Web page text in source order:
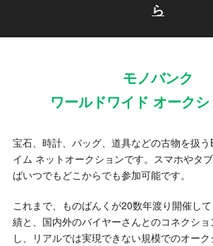
ら
モノバンク
ワールドワイド オーク
宝石、時計、バッグ、道具などの古物を扱
イム ネットオークションです。スマホやタ
ばいつでもどこからでも参加可能です。
これまで、ものばんくが20数年渡り開催し
績と、国内外のバイヤーさんとのコネクシ
し、リアルでは実現できない規模でのオー